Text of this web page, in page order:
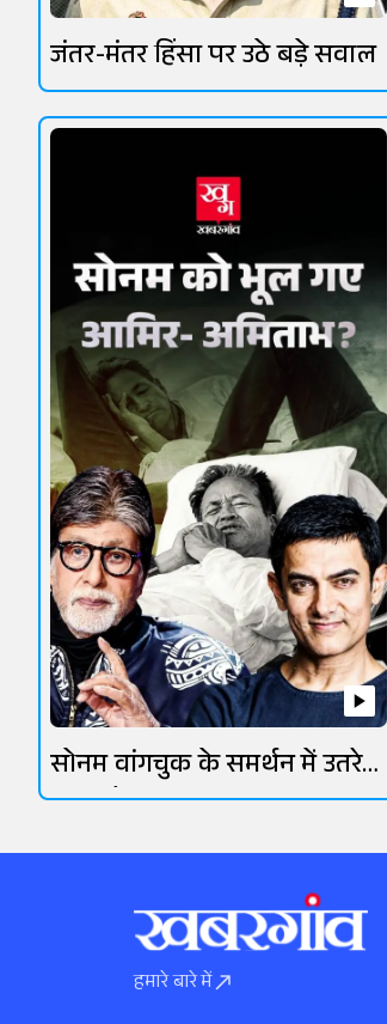
जंतर-मंतर हिंसा पर उठे बड़े सवाल
सोनम वांगचुक के समर्थन में उतरे
ओमी वैद्य
हमारे बारे में